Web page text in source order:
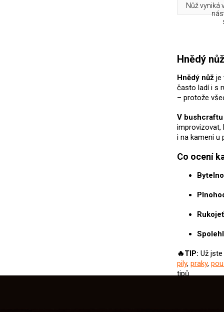
Nůž vyniká
Hnědý nůž
Hnědý nůž je
často ladí i s
– protože
V bushcraftu
improvizovat,
i na kameni u
Co ocení
🔥TIP: Už
pily, praky,
tipů.